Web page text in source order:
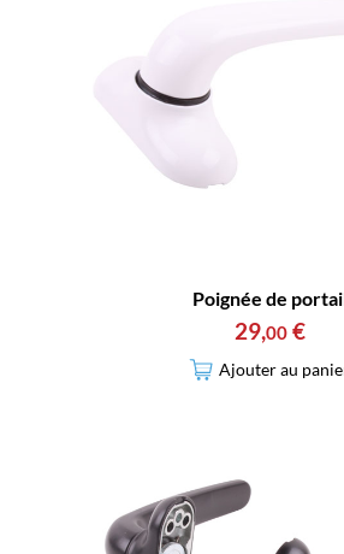
Poignée de
29,00 €
Ajouter au